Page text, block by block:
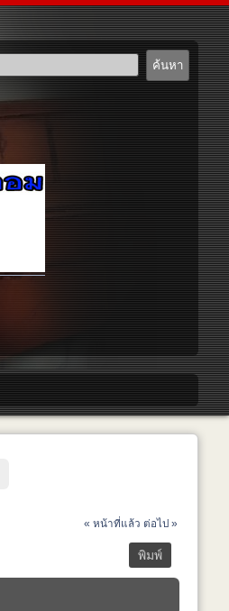
« หน้าที่แล้ว ต่อไป »
พิมพ์